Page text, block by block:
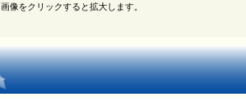
画像をクリックすると拡大します。